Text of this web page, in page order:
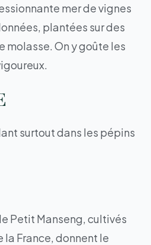
mer de vignes
plantées sur des
molasse. On y goûte les
surtout dans les pépins
Petit Manseng, cultivés
France, donnent le